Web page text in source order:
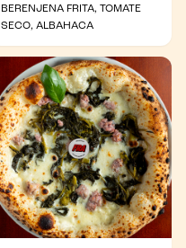
BERENJENA FRITA, TOMATE
SECO, ALBAHACA